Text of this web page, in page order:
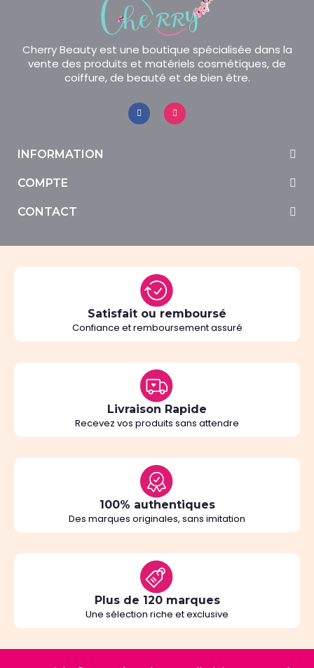
Cherry Beauty est une boutique spécialisée dans la
vente des produits et matériels cosmétiques, de
coiffure, de beauté et de bien être.
INFORMATION
COMPTE
CONTACT
Satisfait ou remboursé
Confiance et remboursement assuré
Livraison Rapide
Recevez vos produits sans attendre
100% authentiques
Des marques originales, sans imitation
Plus de 120 marques
Une sélection riche et exclusive